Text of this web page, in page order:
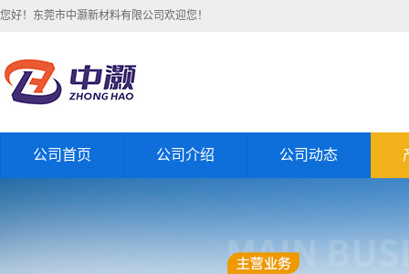
您好！东莞市中灏新材料有限公司欢迎您！
公司首页 公司介绍 公司动态